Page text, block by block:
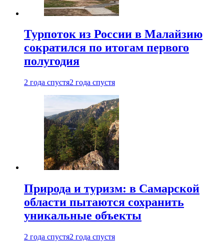
Турпоток из России в Малайзию
сократился по итогам первого
полугодия
2 года спустя2 года спустя
Природа и туризм: в Самарской
области пытаются сохранить
уникальные объекты
2 года спустя2 года спустя